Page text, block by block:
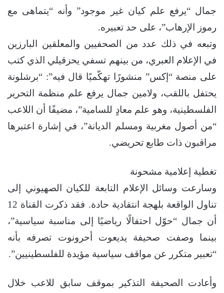
جمال “يرفع علم كيان غير موجود” وأنه “يتماهى مع
رموز الإرهاب”، على حد تعبيره.
وتبعه في ذلك عدد من الصحفيين والمعلقين البارزين
في الإعلام العبري، من بينهم تسفي يحزقيلي الذي كتب
على منصة “إكس” منشورًا تهكّميًا قال فيه”: “برشلونة
يحتفل باللقب، ولامين جمال يرفع علم منظمة التحرير
الفلسطينية، وهو علم معادٍ للسامية”، مضيفًا أن اللاعب
“من أصول مغربية ومسلم الديانة”، في إشارة اعتبرها
مراقبون ذات طابع تحريضي.
تغطية إعلامية مشحونة
وسارعت وسائل الإعلام التابعة للكيان الصهيوني إلى
تناول الواقعة بلهجة انتقادية حادة. فقد ذكرت القناة 12
أن جمال “حوّل احتفالًا رياضيًا إلى مناسبة سياسية”،
بينما وصفت صحيفة يديعوت أحرونوت تصرفه بأنه
“تعبير متكرر عن مواقف سياسية مؤيدة للفلسطينيين”.
وأعادت الصحيفة التذكير بموقف سابق للاعب خلال